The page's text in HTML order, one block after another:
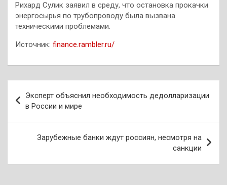
Рихард Сулик заявил в среду, что остановка прокачки
энергосырья по трубопроводу была вызвана
техническими проблемами.
Источник: finance.rambler.ru/
по
записям
Эксперт объяснил необходимость дедолларизации
в России и мире
Зарубежные банки ждут россиян, несмотря на
санкции